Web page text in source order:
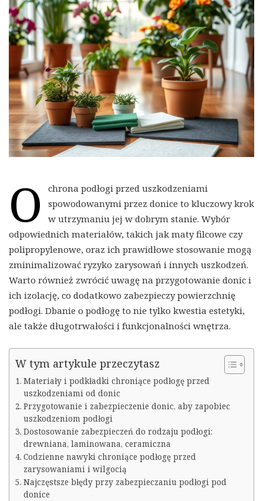
O
chrona podłogi przed uszkodzeniami
spowodowanymi przez donice to kluczowy krok
w utrzymaniu jej w dobrym stanie. Wybór
odpowiednich materiałów, takich jak maty filcowe czy
polipropylenowe, oraz ich prawidłowe stosowanie mogą
zminimalizować ryzyko zarysowań i innych uszkodzeń.
Warto również zwrócić uwagę na przygotowanie donic i
ich izolację, co dodatkowo zabezpieczy powierzchnię
podłogi. Dbanie o podłogę to nie tylko kwestia estetyki,
ale także długotrwałości i funkcjonalności wnętrza.
W tym artykule przeczytasz
Materiały i podkładki chroniące podłogę przed
uszkodzeniami od donic
Przygotowanie i zabezpieczenie donic, aby zapobiec
uszkodzeniom podłogi
Dostosowanie zabezpieczeń do rodzaju podłogi:
drewniana, laminowana, ceramiczna
Codzienne nawyki chroniące podłogę przed
zarysowaniami i wilgocią
Najczęstsze błędy przy zabezpieczaniu podłogi pod
donice